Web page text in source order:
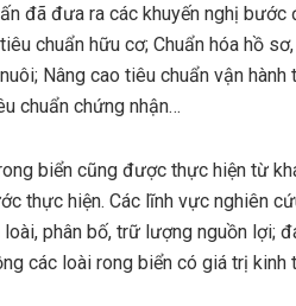
đã đưa ra các khuyến nghị bước
chuẩn hữu cơ; Chuẩn hóa hồ
Nâng cao tiêu chuẩn vận
chuẩn chứng nhận…
biển cũng được thực hiện từ
thực hiện. Các lĩnh vực nghiên
phân bố, trữ lượng nguồn lợi;
các loài rong biển có giá trị